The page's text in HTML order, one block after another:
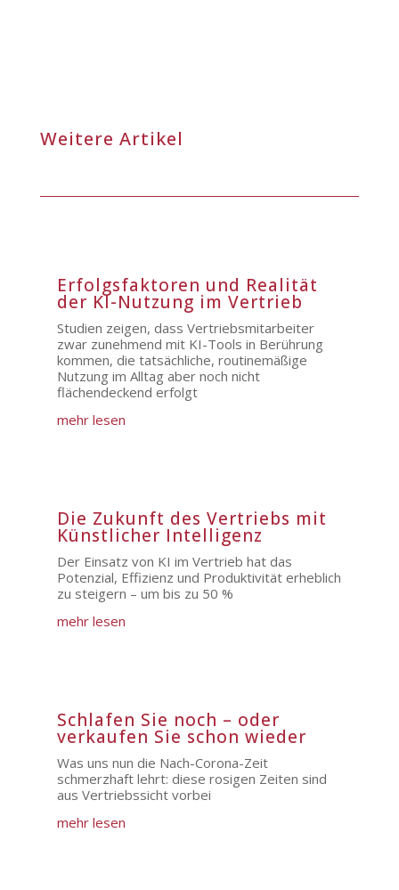
Weitere Artikel
Erfolgsfaktoren und Realität
der KI-Nutzung im Vertrieb
Studien zeigen, dass Vertriebsmitarbeiter
zwar zunehmend mit KI-Tools in Berührung
kommen, die tatsächliche, routinemäßige
Nutzung im Alltag aber noch nicht
flächendeckend erfolgt
mehr lesen
Die Zukunft des Vertriebs mit
Künstlicher Intelligenz
Der Einsatz von KI im Vertrieb hat das
Potenzial, Effizienz und Produktivität erheblich
zu steigern – um bis zu 50 %
mehr lesen
Schlafen Sie noch – oder
verkaufen Sie schon wieder
Was uns nun die Nach-Corona-Zeit
schmerzhaft lehrt: diese rosigen Zeiten sind
aus Vertriebssicht vorbei
mehr lesen